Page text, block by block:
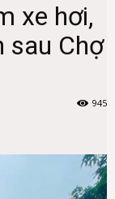
xe hơi,
sau Chợ
945